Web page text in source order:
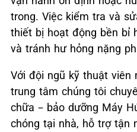
trong. Việc kiểm tra và
thiết bị hoạt động bền bỉ
và tránh hư hỏng nặng
Với đội ngũ kỹ thuật viên
trung tâm chúng tôi
chữa – bảo dưỡng Máy
chóng tại nhà, hỗ trợ tận